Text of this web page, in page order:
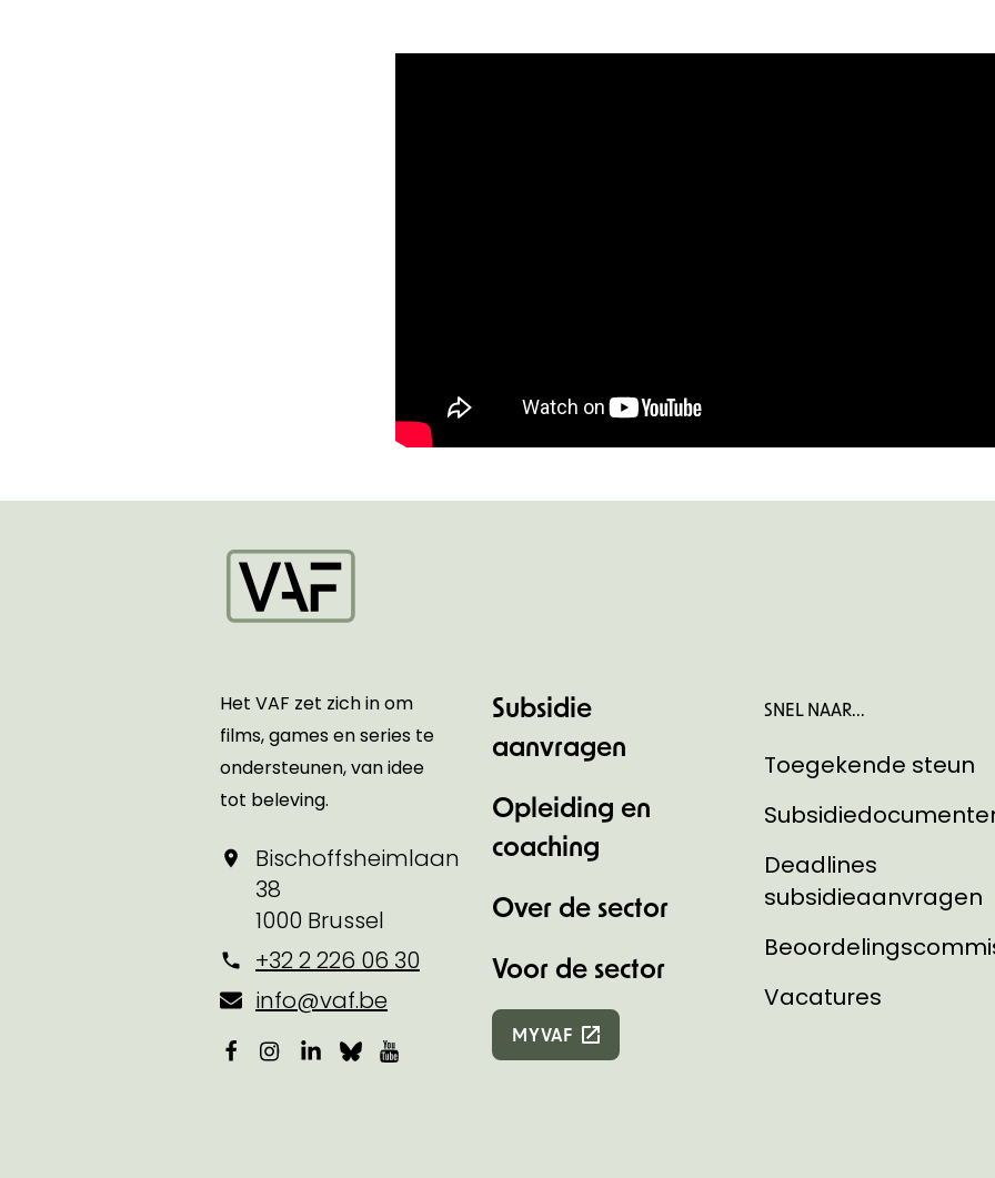
Het VAF zet zich in om
films, games en series te
ondersteunen, van idee
tot beleving.
Bischoffsheimlaan
38
1000 Brussel
+32 2 226 06 30
info@vaf.be
Facebook
Instagram
LinkedIn
BlueskyYouTube
Subsidie
aanvragen
Opleiding en
coaching
Over de sector
Voor de sector
MYVAF
SNEL NAAR...
Toegekende steun
Deadlines
subsidieaanvragen
Vacatures